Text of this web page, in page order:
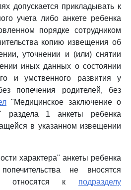
допускается прикладывать к
учета либо анкете ребенка
порядке сотрудником
копию извещения об
уточнении и (или) снятии
иных данных о состоянии
и умственного развития у
попечения родителей, без
"Медицинское заключение о
раздела 1 анкеты ребенка
в указанном извещении
характера" анкеты ребенка
не вносятся
относятся к подразделу